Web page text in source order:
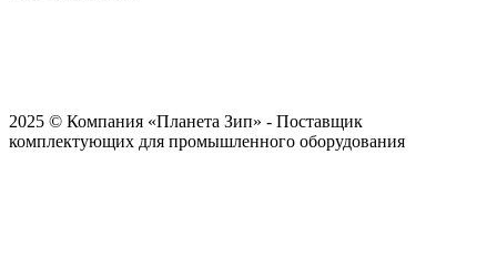
2025 © Компания «Планета Зип» - Поставщик
комплектующих для промышленного оборудования